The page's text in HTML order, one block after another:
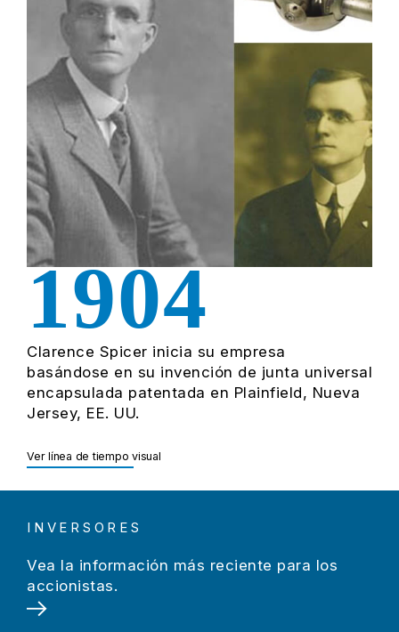
1904
Clarence Spicer inicia su empresa
basándose en su invención de junta universal
encapsulada patentada en Plainfield, Nueva
Jersey, EE. UU.
Ver línea de tiempo visual
1967
Dana experimenta con conceptos de
transmisión para vehículos eléctricos
décadas antes de que se produjeran los
coches eléctricos e híbridos.
Ver línea de tiempo visual
INVERSORES
Vea la información más reciente para los
accionistas.